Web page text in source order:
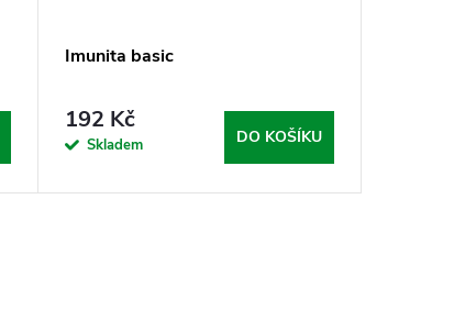
Imunita basic
192 Kč
Skladem DO KOŠÍKU